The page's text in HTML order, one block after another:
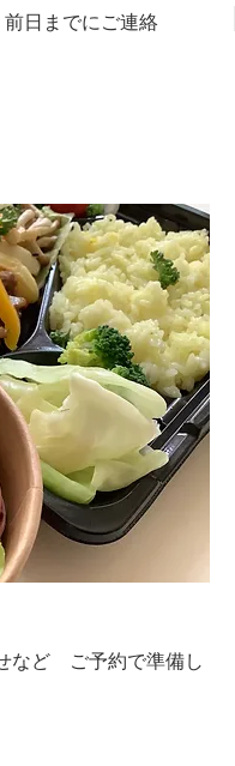
日までにご連絡
ど ご予約で準備し